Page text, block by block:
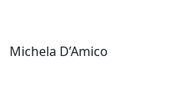
Michela D’Amico